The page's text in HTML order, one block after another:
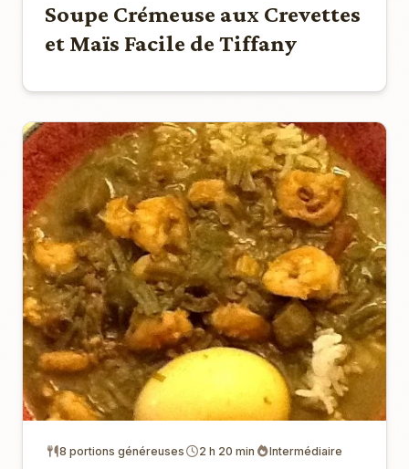
Soupe Crémeuse aux Crevettes
et Maïs Facile de Tiffany
8 portions généreuses 2 h 20 min Intermédiaire